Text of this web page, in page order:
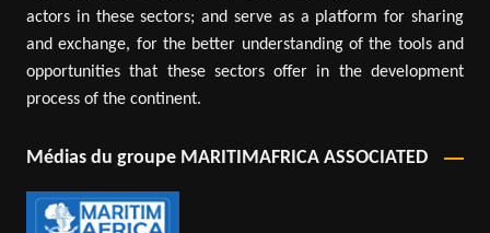
actors in these sectors; and serve as a platform for sharing
and exchange, for the better understanding of the tools and
opportunities that these sectors offer in the development
process of the continent.
Médias du groupe MARITIMAFRICA ASSOCIATED